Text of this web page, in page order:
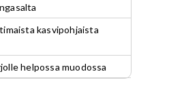
kasvipohjaista
helpossa muodossa